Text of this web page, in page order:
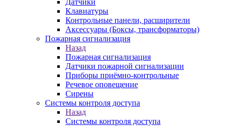
Датчики
Клавиатуры
Контрольные панели, расширители
Аксессуары (Боксы, трансформаторы)
Пожарная сигнализация
Назад
Пожарная сигнализация
Датчики пожарной сигнализации
Приборы приёмно-контрольные
Речевое оповещение
Сирены
Системы контроля доступа
Назад
Системы контроля доступа